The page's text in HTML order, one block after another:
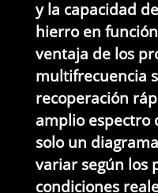
y la capacidad
hierro en
ventaja de los
multifrecuencia
recoperación
amplio espectro
solo un
variar según los
condiciones